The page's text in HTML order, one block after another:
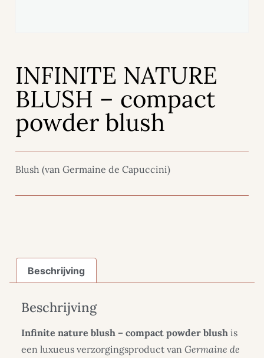
INFINITE NATURE
BLUSH – compact
powder blush
Blush (van Germaine de Capuccini)
Beschrijving
Beschrijving
Infinite nature blush – compact powder blush is
een luxueus verzorgingsproduct van Germaine de